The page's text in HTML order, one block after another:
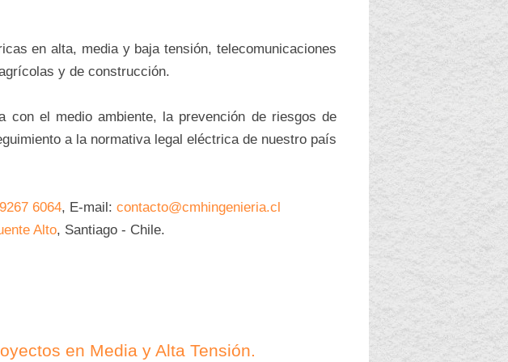
en alta, media y baja tensión, telecomunicaciones
y de construcción.
con el medio ambiente, la prevención de riesgos de
a la normativa legal eléctrica de nuestro país
6064, E-mail: contacto@cmhingenieria.cl
Alto, Santiago - Chile.
en Media y Alta Tensión.